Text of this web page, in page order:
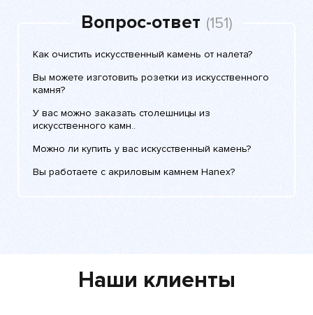
Вопрос-ответ (151)
Как очистить искусственный камень от налета?
Вы можете изготовить розетки из искусственного
камня?
У вас можно заказать столешницы из
искусственного камн..
Можно ли купить у вас искусственный камень?
Вы работаете с акриловым камнем Hanex?
Наши клиенты